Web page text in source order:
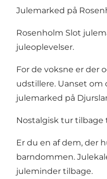
Julemarked på
Rosenholm Slot
juleoplevelser.
For de voksne er der
udstillere. Uanset om
julemarked på
Nostalgisk tur
Er du en af dem, der
barndommen.
juleminder tilbage.